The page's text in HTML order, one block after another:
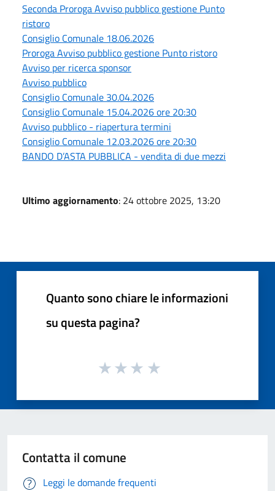
Seconda Proroga Avviso pubblico gestione Punto
ristoro
Consiglio Comunale 18.06.2026
Proroga Avviso pubblico gestione Punto ristoro
Avviso per ricerca sponsor
Avviso pubblico
Consiglio Comunale 30.04.2026
Consiglio Comunale 15.04.2026 ore 20:30
Avviso pubblico - riapertura termini
Consiglio Comunale 12.03.2026 ore 20:30
BANDO D’ASTA PUBBLICA - vendita di due mezzi
Ultimo aggiornamento: 24 ottobre 2025, 13:20
Quanto sono chiare le informazioni
su questa pagina?
Contatta il comune
Leggi le domande frequenti